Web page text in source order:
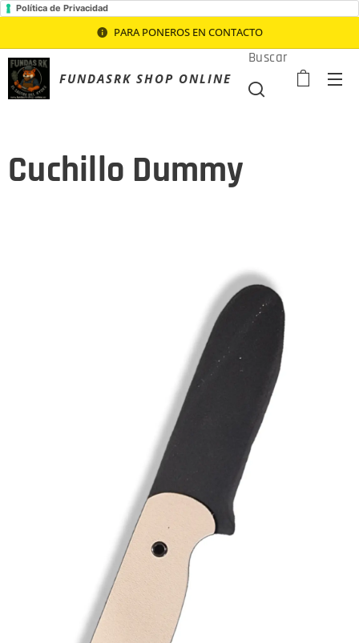
Política de Privacidad
PARA PONEROS EN CONTACTO
FUNDASRK SHOP ONLINE
Buscar
Cuchillo Dummy